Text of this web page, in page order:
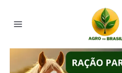
Menu